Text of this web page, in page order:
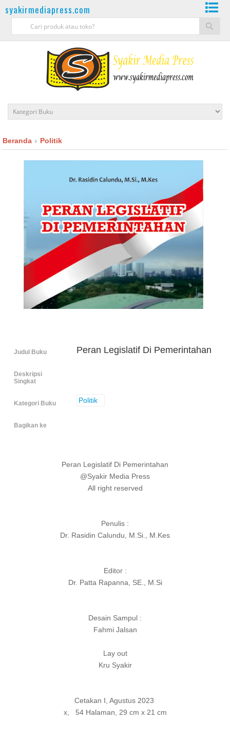
syakirmediapress.com
Beranda › Politik
Judul Buku Peran Legislatif Di Pemerintahan
Deskripsi
Singkat
Kategori Buku Politik
Bagikan ke
Peran Legislatif Di Pemerintahan
@Syakir Media Press
All right reserved
Penulis :
Dr. Rasidin Calundu, M.Si., M.Kes
Editor :
Dr. Patta Rapanna, SE., M.Si
Desain Sampul :
Fahmi Jalsan
Lay out
Kru Syakir
Cetakan I, Agustus 2023
x, 54 Halaman, 29 cm x 21 cm